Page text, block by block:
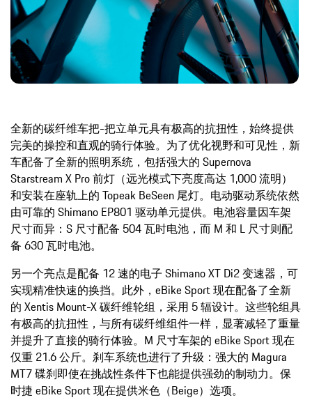
全新的碳纤维车把-把立单元具有极高的抗扭性，始终提供
完美的操控和直观的骑行体验。为了优化视野和可见性，新
车配备了全新的照明系统，包括强大的 Supernova
Starstream X Pro 前灯（远光模式下亮度高达 1,000 流明）
和安装在座轨上的 Topeak BeSeen 尾灯。电动驱动系统依然
由可靠的 Shimano EP801 驱动单元提供。电池容量因车架
尺寸而异：S 尺寸配备 504 瓦时电池，而 M 和 L 尺寸则配
备 630 瓦时电池。
另一个亮点是配备 12 速的电子 Shimano XT Di2 变速器，可
实现精准快速的换挡。此外，eBike Sport 现在配备了全新
的 Xentis Mount-X 碳纤维轮组，采用 5 辐设计。这些轮组具
有极高的抗扭性，与所有碳纤维组件一样，显著减轻了重量
并提升了直接的骑行体验。M 尺寸车架的 eBike Sport 现在
仅重 21.6 公斤。刹车系统也进行了升级：强大的 Magura
MT7 碟刹即使在挑战性条件下也能提供强劲的制动力。保
时捷 eBike Sport 现在提供米色（Beige）选项。